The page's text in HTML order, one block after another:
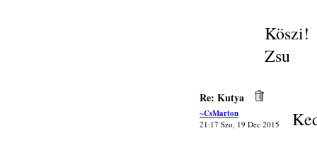
Köszi!
Zsu
Re: Kutya
~CsMarton
21:17 Szo, 19 Dec 2015